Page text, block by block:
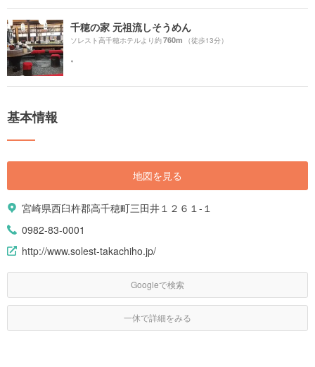
千穂の家 元祖流しそうめん
ソレスト高千穂ホテルより約760m （徒歩13分）
。
基本情報
地図を見る
宮崎県西臼杵郡高千穂町三田井１２６１-１
0982-83-0001
http://www.solest-takachiho.jp/
Googleで検索
一休で詳細をみる